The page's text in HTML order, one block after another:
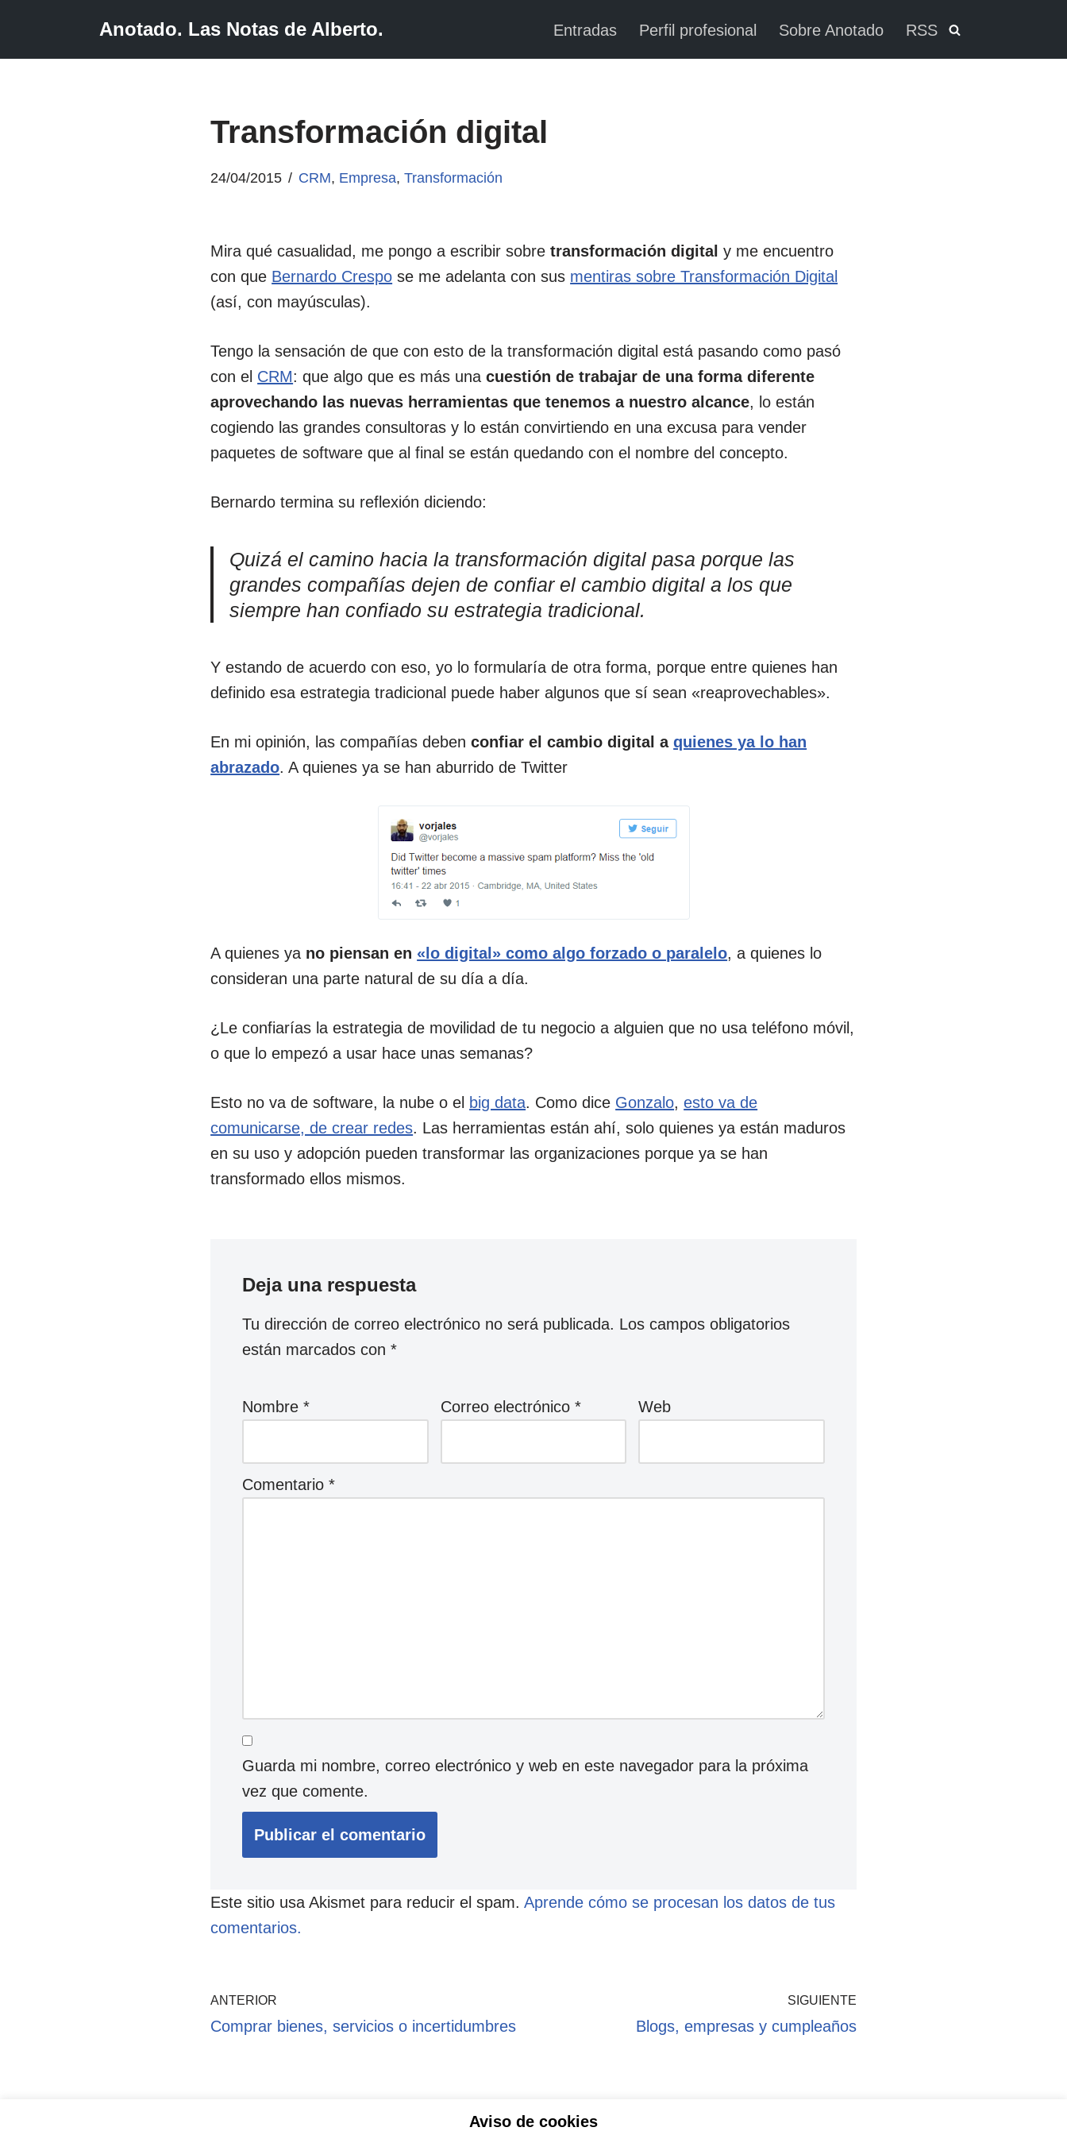
Anotado. Las Notas de Alberto. Entradas Perfil profesional Sobre Anotado RSS
Transformación digital
24/04/2015 CRM, Empresa,Transformación
Mira qué casualidad, me pongo a escribir sobretransformación digital y me encuentro
con que Bernardo Crespo se me adelanta con sus mentiras sobre Transformación Digital
(así, con mayúsculas).
Tengo la sensación de que con esto de la transformación digital está pasando como pasó
con el CRM: que algo que es más unacuestión de trabajar de una forma diferente
aprovechando las nuevas herramientas que tenemos a nuestro alcance, lo están
cogiendo las grandes consultoras y lo están convirtiendo en una excusa para vender
paquetes de software que al final se están quedando con el nombre del concepto.
Bernardo termina su reflexión diciendo:
Quizá el camino hacia la transformación digital pasa porque las
grandes compañías dejen de confiar el cambio digital a los que
siempre han confiado su estrategia tradicional.
Y estando de acuerdo con eso, yo lo formularía de otra forma, porque entre quienes han
definido esa estrategia tradicional puede haber algunos que sí sean «reaprovechables».
En mi opinión, las compañías debenconfiar el cambio digital aquienes ya lo han
abrazado. A quienes ya se han aburrido de Twitter
A quienes ya no piensan en «lo digital» como algo forzado o paralelo, a quienes lo
consideran una parte natural de su día a día.
¿Le confiarías la estrategia de movilidad de tu negocio a alguien que no usa teléfono móvil,
o que lo empezó a usar hace unas semanas?
Esto no va de software, la nube o el big data. Como dice Gonzalo,esto va de
comunicarse, de crear redes. Las herramientas están ahí, solo quienes ya están maduros
en su uso y adopción pueden transformar las organizaciones porque ya se han
transformado ellos mismos.
Deja una respuesta
Tu dirección de correo electrónico no será publicada. Los campos obligatorios
están marcados con*
Nombre* Correo electrónico * Web
Comentario*
Guarda mi nombre, correo electrónico y web en este navegador para la próxima
vez que comente.
Este sitio usa Akismet para reducir el spam.Aprende cómo se procesan los datos de tus
comentarios.
ANTERIOR
Comprar bienes, servicios o incertidumbres
SIGUIENTE
Blogs, empresas y cumpleaños
Aviso de cookies